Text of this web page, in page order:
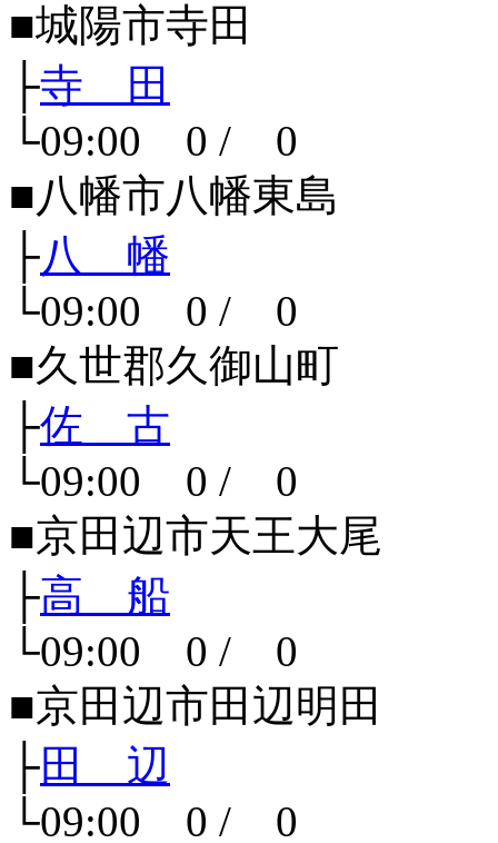
■城陽市寺田
├寺 田
└09:00 0 / 0
■八幡市八幡東島
├八 幡
└09:00 0 / 0
■久世郡久御山町
├佐 古
└09:00 0 / 0
■京田辺市天王大尾
├高 船
└09:00 0 / 0
■京田辺市田辺明田
├田 辺
└09:00 0 / 0